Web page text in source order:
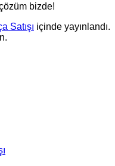
bizde!
Satışı içinde yayınlandı.